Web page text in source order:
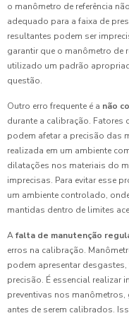
o manômetro de referência
adequado para a faixa de
resultantes podem ser
garantir que o manômetro de
utilizado um padrão
questão.
Outro erro frequente é a não
durante a calibração. Fatores
podem afetar a precisão das
realizada em um ambiente
dilatações nos materiais do
imprecisas. Para evitar esse
um ambiente controlado,
mantidas dentro de limites
Afalta de manutenção
erros na calibração.
podem apresentar
precisão. É essencial realizar
preventivas nos
antes de serem calibrados.